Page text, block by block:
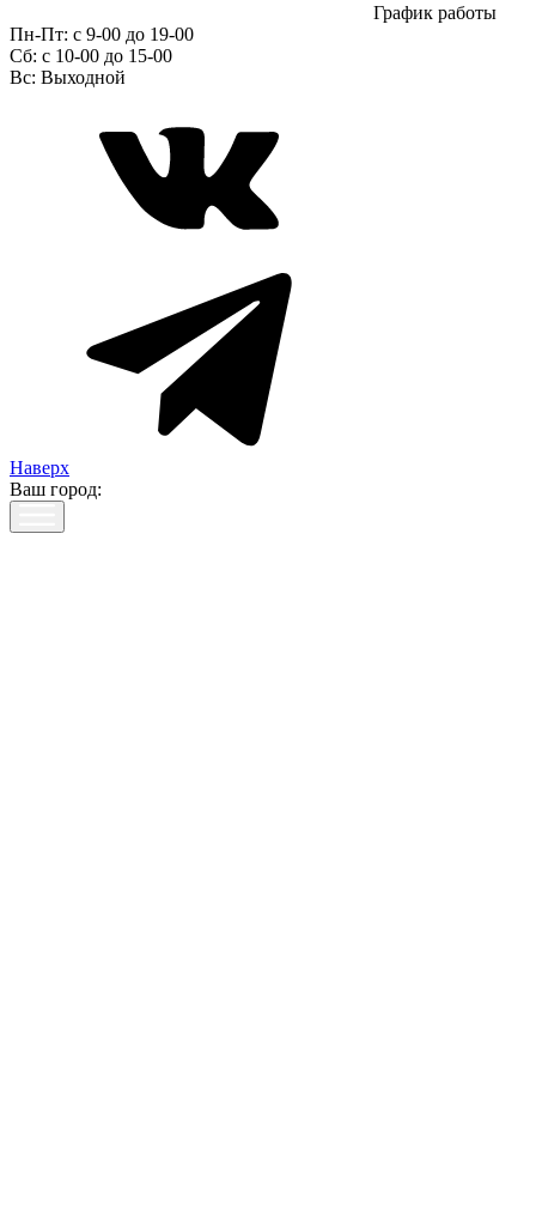
График работы
Пн-Пт: с 9-00 до 19-00
Сб: c 10-00 до 15-00
Вс: Выходной
Наверх
Ваш город: